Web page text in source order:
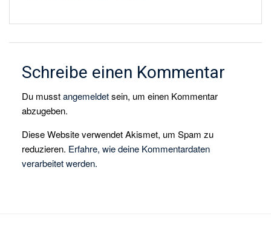
Schreibe einen Kommentar
Du musstangemeldetsein, um einen Kommentar
abzugeben.
Diese Website verwendet Akismet, um Spam zu
reduzieren. Erfahre, wie deine Kommentardaten
verarbeitet werden.